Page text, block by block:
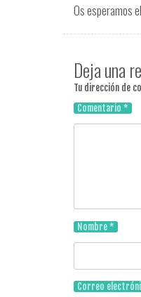
Os esperamos
Deja una
Tu dirección de
Comentario *
Nombre*
Correo